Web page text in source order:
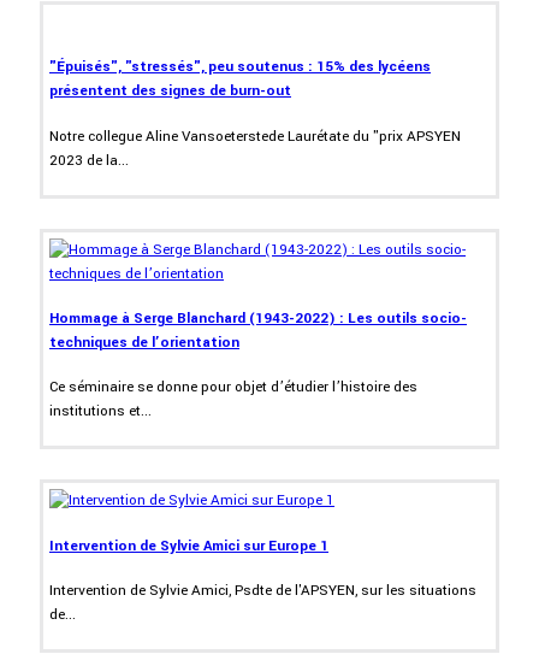
"Épuisés", "stressés", peu soutenus : 15% des lycéens
présentent des signes de burn-out
Notre collegue Aline Vansoeterstede Laurétate du "prix APSYEN
2023 de la...
Hommage à Serge Blanchard (1943-2022) : Les outils socio-
techniques de l’orientation
Ce séminaire se donne pour objet d’étudier l’histoire des
institutions et...
Intervention de Sylvie Amici sur Europe 1
Intervention de Sylvie Amici, Psdte de l'APSYEN, sur les situations
de...